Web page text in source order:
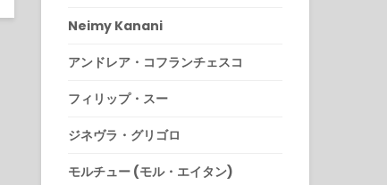
Neimy Kanani
アンドレア・コフランチェスコ
フィリップ・スー
ジネヴラ・グリゴロ
モルチュー (モル・エイタン)